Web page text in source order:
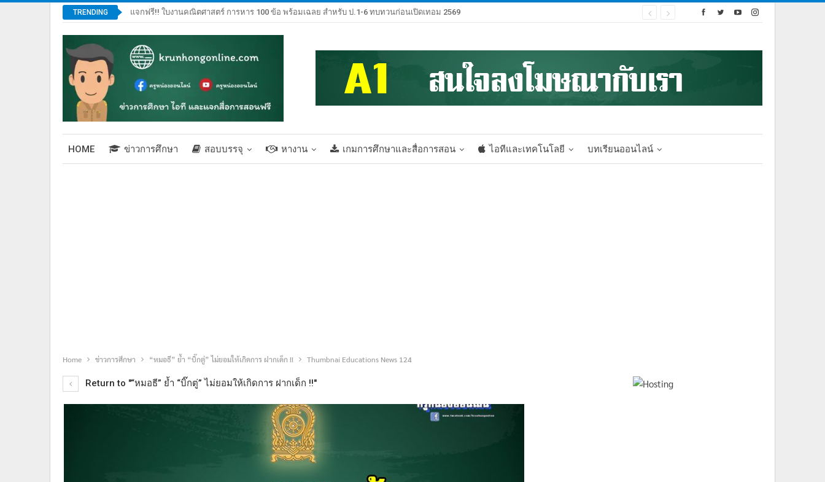
TRENDING แจกฟรี!! ใบงานคณิตศาสตร์ การหาร 100 ข้อ พร้อมเฉลย สำหรับ ป.1-6 ทบทวนก่อนเปิดเทอม 2569
HOME ข่าวการศึกษา สอบบรรจุ หางาน เกมการศึกษาและสื่อการสอน ไอทีและเทคโนโลยี บทเรียนออนไลน์
Home ข่าวการศึกษา “หมอธี” ย้ำ “บิ๊กตู่” ไม่ยอมให้เกิดการ ฝากเด็ก !! Thumbnai Educations News 124
Return to "“หมอธี” ย้ำ “บิ๊กตู่” ไม่ยอมให้เกิดการ ฝากเด็ก !!"